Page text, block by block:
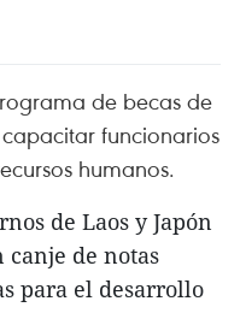
de becas de
funcionarios
humanos.
de Laos y Japón
de notas
para el desarrollo